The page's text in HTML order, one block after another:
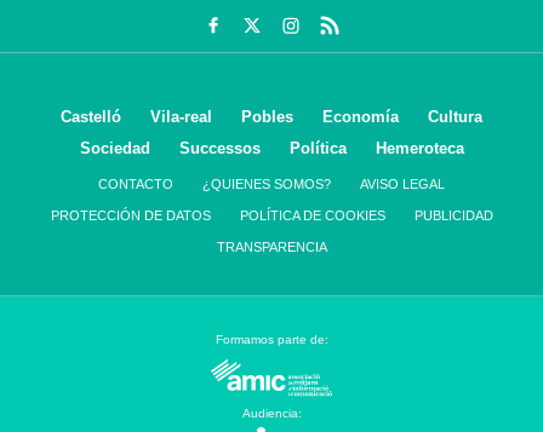
Castelló Vila-real Pobles Economía
Cultura
Sociedad
Successos Política Hemeroteca
CONTACTO ¿QUIENES SOMOS? AVISO LEGAL
PROTECCIÓN DE DATOS POLÍTICA DE COOKIES PUBLICIDAD
TRANSPARENCIA
Formamos parte de:
Audiencia: